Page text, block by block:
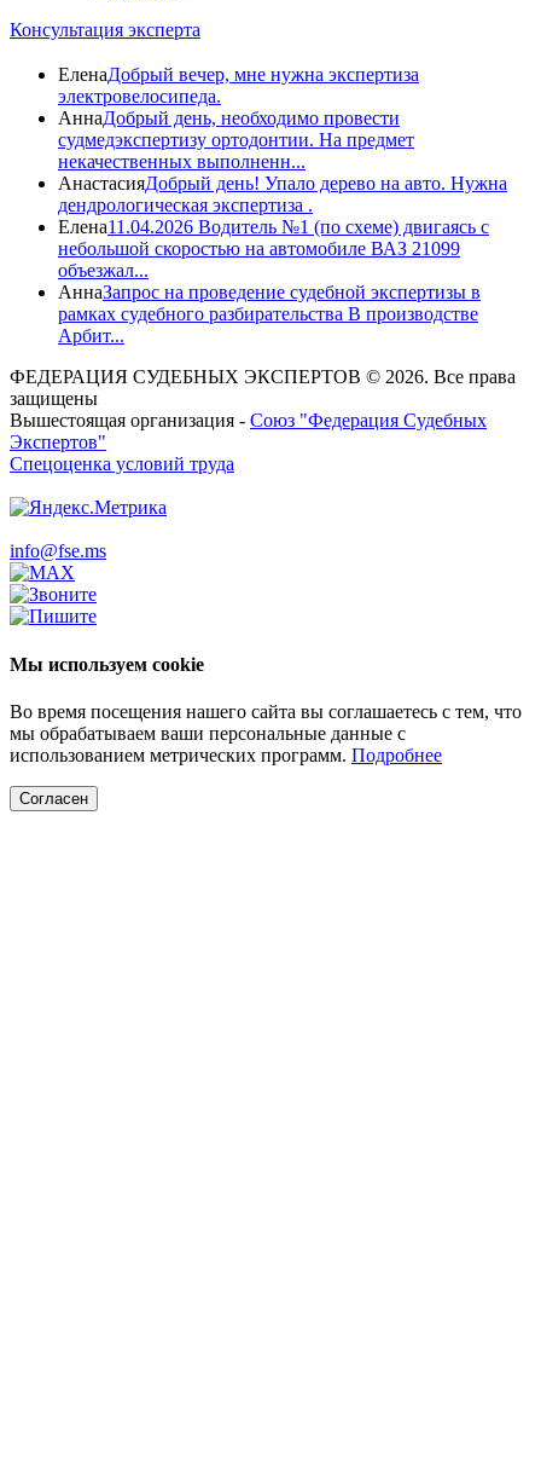
Консультация эксперта
ЕленаДобрый вечер, мне нужна экспертиза
электровелосипеда.
АннаДобрый день, необходимо провести
судмедэкспертизу ортодонтии. На предмет
некачественных выполненн...
АнастасияДобрый день! Упало дерево на авто. Нужна
дендрологическая экспертиза .
Елена11.04.2026 Водитель №1 (по схеме) двигаясь с
небольшой скоростью на автомобиле ВАЗ 21099
объезжал...
АннаЗапрос на проведение судебной экспертизы в
рамках судебного разбирательства В производстве
Арбит...
ФЕДЕРАЦИЯ СУДЕБНЫХ ЭКСПЕРТОВ © 2026. Все права
защищены
Вышестоящая организация - Союз "Федерация Судебных
Экспертов"
Спецоценка условий труда
info@fse.ms
Мы используем cookie
Во время посещения нашего сайта вы соглашаетесь с тем, что
мы обрабатываем ваши персональные данные с
использованием метрических программ. Подробнее
Согласен